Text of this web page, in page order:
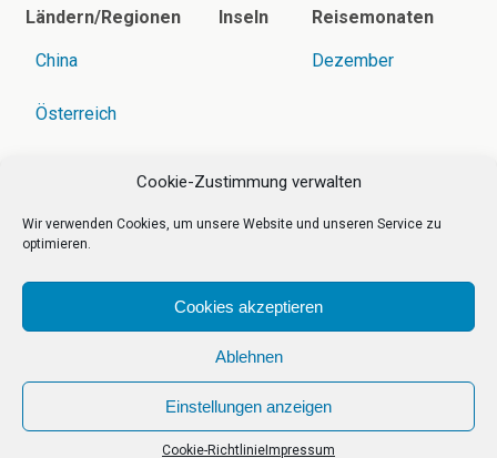
Cookie-Zustimmung verwalten
Wir verwenden Cookies, um unsere Website und unseren Service zu
optimieren.
Cookies akzeptieren
Ablehnen
Einstellungen anzeigen
Cookie-Richtlinie Impressum
Ländern/Regionen
Inseln
Reisemonaten
China Dezember
Österreich
März|April|Mai|Juni|Juli|
Zum Seitenanfang
Mobil Desktop